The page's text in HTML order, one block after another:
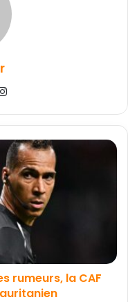
rumeurs, la CAF